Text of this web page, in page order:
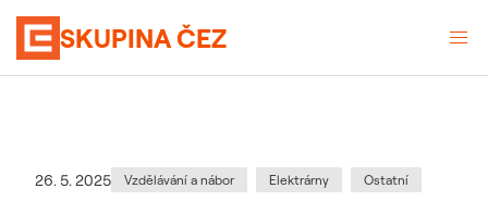
SKUPINA ČEZ
Datum zveřejnění
26. 5. 2025Kategorie:
Vzdělávání a nábor Elektrárny Ostatní